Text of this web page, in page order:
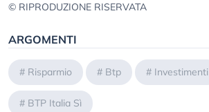
© RIPRODUZIONE RISERVATA
ARGOMENTI
# Risparmio # Btp # Investimenti
# BTP Italia Sì